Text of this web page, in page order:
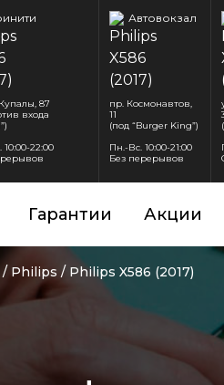
87
входа
10:00-22:00
Автовокзал
пр. Космонавтов,
11
(под “Burger King”)
Пн.-Вс. 10:00-21:00
Без перерывов
Гарантии Акции
/ Philips / Philips X586 (2017)